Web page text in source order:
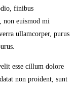
finibus
non euismod mi
ullamcorper, purus
esse cillum dolore
non proident, sunt